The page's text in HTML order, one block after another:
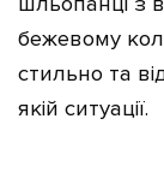
бежевому
стильно та
якій ситуації.